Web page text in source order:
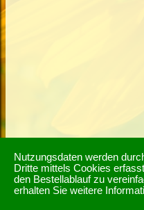
Nutzungsdaten werden
Dritte mittels Cookies
den Bestellablauf zu
erhalten Sie weitere